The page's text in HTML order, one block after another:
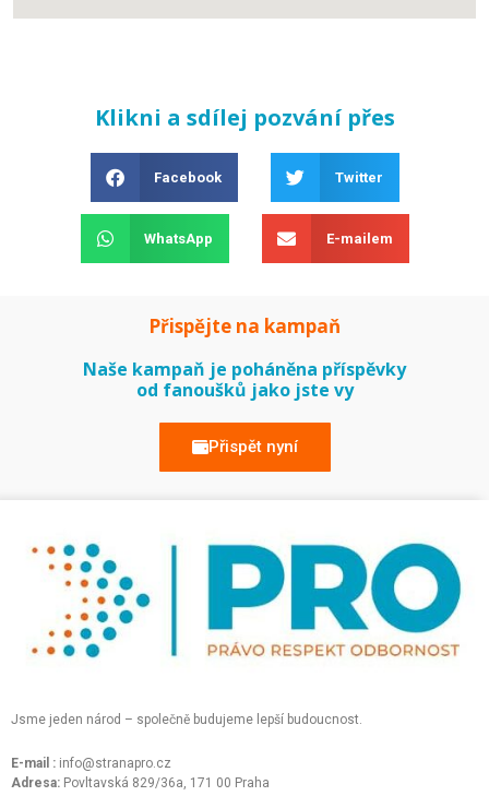
Klikni a sdílej pozvání přes
Facebook Twitter
WhatsApp E-mailem
Přispějte na kampaň
Naše kampaň je poháněna příspěvky
od fanoušků jako jste vy
Přispět nyní
Jsme jeden národ – společně budujeme lepší budoucnost.
E-mail : info@stranapro.cz
Adresa: Povltavská 829/36a, 171 00 Praha